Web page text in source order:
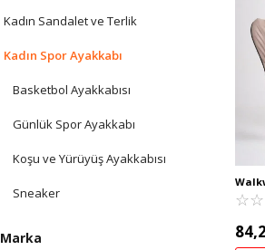
Kadın Sandalet ve Terlik
Kadın Spor Ayakkabı
Basketbol Ayakkabısı
Günlük Spor Ayakkabı
Koşu ve Yürüyüş Ayakkabısı
Sneaker
Marka
☆☆
★★